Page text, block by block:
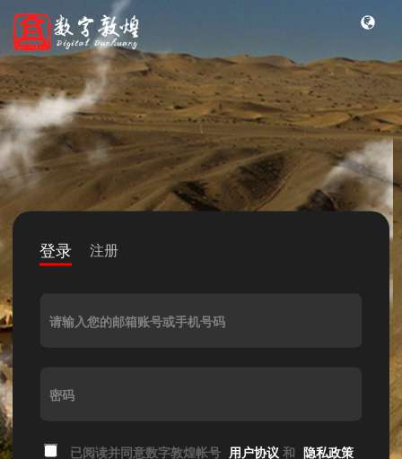
登录 注册
请输入您的邮箱账号或手机号码
密码
已阅读并同意数字敦煌帐号 用户协议 和 隐私政策